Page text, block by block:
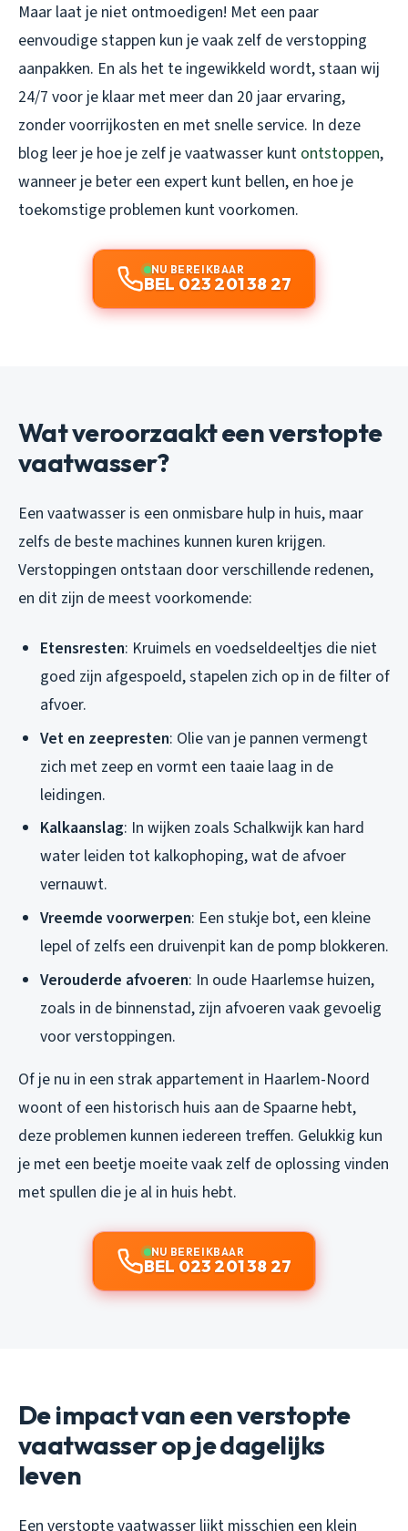
Maar laat je niet ontmoedigen! Met een paar
eenvoudige stappen kun je vaak zelf de verstopping
aanpakken. En als het te ingewikkeld wordt, staan wij
24/7 voor je klaar met meer dan 20 jaar ervaring,
zonder voorrijkosten en met snelle service. In deze
blog leer je hoe je zelf je vaatwasser kunt ontstoppen,
wanneer je beter een expert kunt bellen, en hoe je
toekomstige problemen kunt voorkomen.
NU BEREIKBAAR
BEL 023 201 38 27
Wat veroorzaakt een verstopte
vaatwasser?
Een vaatwasser is een onmisbare hulp in huis, maar
zelfs de beste machines kunnen kuren krijgen.
Verstoppingen ontstaan door verschillende redenen,
en dit zijn de meest voorkomende:
Etensresten: Kruimels en voedseldeeltjes die niet
goed zijn afgespoeld, stapelen zich op in de filter of
afvoer.
Vet en zeepresten: Olie van je pannen vermengt
zich met zeep en vormt een taaie laag in de
leidingen.
Kalkaanslag: In wijken zoals Schalkwijk kan hard
water leiden tot kalkophoping, wat de afvoer
vernauwt.
Vreemde voorwerpen: Een stukje bot, een kleine
lepel of zelfs een druivenpit kan de pomp blokkeren.
Verouderde afvoeren: In oude Haarlemse huizen,
zoals in de binnenstad, zijn afvoeren vaak gevoelig
voor verstoppingen.
Of je nu in een strak appartement in Haarlem-Noord
woont of een historisch huis aan de Spaarne hebt,
deze problemen kunnen iedereen treffen. Gelukkig kun
je met een beetje moeite vaak zelf de oplossing vinden
met spullen die je al in huis hebt.
NU BEREIKBAAR
BEL 023 201 38 27
De impact van een verstopte
vaatwasser op je dagelijks
leven
Een verstopte vaatwasser lijkt misschien een klein